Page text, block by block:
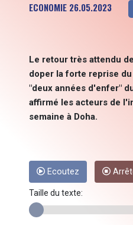
ECONOMIE 26.05.2023
Le retour très attendu
doper la forte reprise
"deux années d'enfer"
affirmé les acteurs de
semaine à Doha.
Ecoutez
Taille du texte: